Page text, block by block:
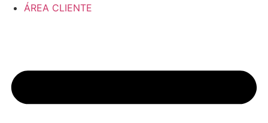
ÁREA CLIENTE